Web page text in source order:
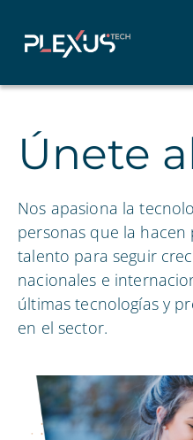
contenido
Únete
Nos apasiona la
personas que la hacen
talento para seguir
nacionales e
últimas tecnologías y
en el sector.